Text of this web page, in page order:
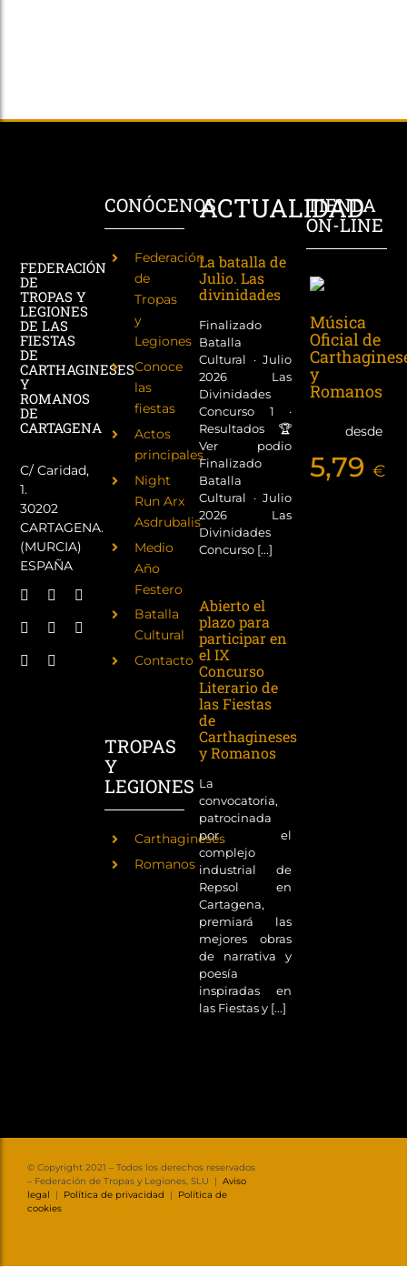
FEDERACIÓN
DE
TROPAS Y
LEGIONES
DE LAS
FIESTAS
DE
CARTHAGINESES
Y
ROMANOS
DE
CARTAGENA
C/ Caridad,
1.
30202
CARTAGENA.
(MURCIA)
ESPAÑA
CONÓCENOS
Federación
de
Tropas
y
Legiones
Conoce
las
fiestas
Actos
principales
Night
Run Arx
Asdrubalis
Medio
Año
Festero
Batalla
Cultural
Contacto
TROPAS
Y
LEGIONES
Carthagineses
Romanos
ACTUALIDAD
La batalla de
Julio. Las
divinidades
Finalizado
Batalla
Cultural · Julio
2026 Las
Divinidades
Concurso 1 ·
Resultados 🏆
Ver podio
Finalizado
Batalla
Cultural · Julio
2026 Las
Divinidades
Concurso [...]
Abierto el
plazo para
participar en
el IX
Concurso
Literario de
las Fiestas
de
Carthagineses
y Romanos
La
convocatoria,
patrocinada
por el
complejo
industrial de
Repsol en
Cartagena,
premiará las
mejores obras
de narrativa y
poesía
inspiradas en
las Fiestas y [...]
TIENDA
ON-LINE
Música
Oficial de
y
Romanos
desde
5,79€
© Copyright 2021 – Todos los derechos reservados
– Federación de Tropas y Legiones, SLU | Aviso
legal | Política de privacidad | Política de
cookies